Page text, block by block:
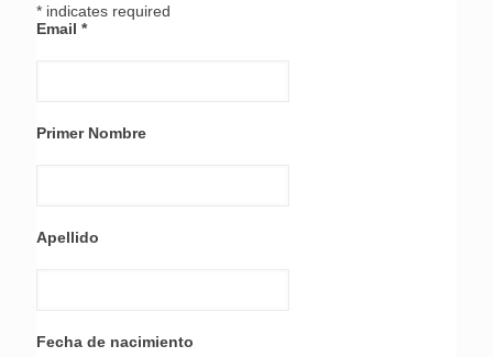
* indicates required
Email *
Primer Nombre
Apellido
Fecha de nacimiento